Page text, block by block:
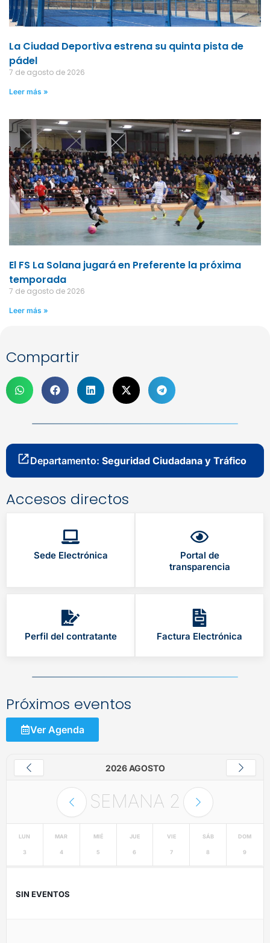
La Ciudad Deportiva estrena su quinta pista de
pádel
7 de agosto de 2026
Leer más »
El FS La Solana jugará en Preferente la próxima
temporada
7 de agosto de 2026
Leer más »
Compartir
Departamento: Seguridad Ciudadana y Tráfico
Accesos directos
Sede Electrónica
Portal de
transparencia
Perfil del contratante Factura Electrónica
Próximos eventos
Ver Agenda
2026 AGOSTO
SEMANA 2
LUN
3
MAR
4
MIÉ
5
JUE
6
VIE
7
SÁB
8
DOM
9
SIN EVENTOS